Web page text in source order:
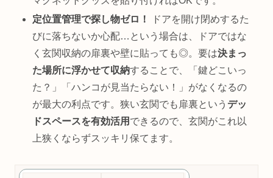
定位置管理で探し物ゼロ！
ドアを開け閉めするた
びに落ちないか心配…という場合は、ドアではな
く玄関収納の扉裏や壁に貼っても◎。要は決まっ
た場所に浮かせて収納することで、「鍵どこいっ
た？」「ハンコが見当たらない！」がなくなるの
が最大の利点です。狭い玄関でも扉裏という デッ
ドスペースを有効活用 できるので、玄関がこれ以
上狭くならずスッキリ保てます。